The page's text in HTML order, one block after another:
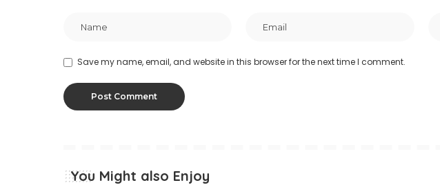
Save my name, email, and website in this browser for the next time I comment.
You Might also Enjoy